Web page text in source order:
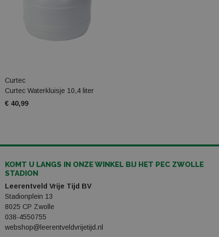
Curtec
Curtec Waterkluisje 10,4 liter
€ 40,99
KOMT U LANGS IN ONZE WINKEL BIJ HET PEC ZWOLLE
STADION
Leerentveld Vrije Tijd BV
Stadionplein 13
8025 CP Zwolle
038-4550755
webshop@leerentveldvrijetijd.nl